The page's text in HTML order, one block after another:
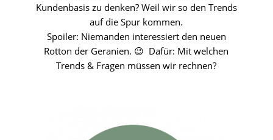
Kundenbasis zu denken? Weil wir so den Trends
auf die Spur kommen.
Spoiler: Niemanden interessiert den neuen
Rotton der Geranien. 😉 Dafür: Mit welchen
Trends & Fragen müssen wir rechnen?